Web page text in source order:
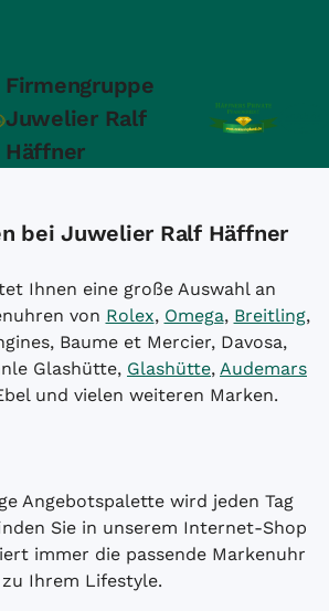
Firmengruppe
Juwelier Ralf
Häffner
bei Juwelier Ralf Häffner
Ihnen eine große Auswahl an
von Rolex, Omega, Breitling,
Baume et Mercier, Davosa,
Glashütte, Glashütte, Audemars
und vielen weiteren Marken.
Angebotspalette wird jeden Tag
Sie in unserem Internet-Shop
immer die passende Markenuhr
zu Ihrem Lifestyle.